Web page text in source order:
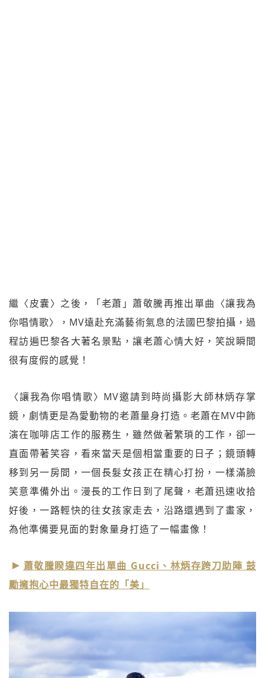
繼〈皮囊〉之後，「老蕭」蕭敬騰再推出單曲〈讓我為
你唱情歌〉，MV遠赴充滿藝術氣息的法國巴黎拍攝，過
程訪遍巴黎各大著名景點，讓老蕭心情大好，笑說瞬間
很有度假的感覺！
〈讓我為你唱情歌〉MV邀請到時尚攝影大師林炳存掌
鏡，劇情更是為愛動物的老蕭量身打造。老蕭在MV中飾
演在咖啡店工作的服務生，雖然做著繁瑣的工作，卻一
直面帶著笑容，看來當天是個相當重要的日子；鏡頭轉
移到另一房間，一個長髮女孩正在精心打扮，一樣滿臉
笑意準備外出。漫長的工作日到了尾聲，老蕭迅速收拾
好後，一路輕快的往女孩家走去，沿路還遇到了畫家，
為他準備要見面的對象量身打造了一幅畫像！
蕭敬騰睽違四年出單曲 Gucci、林炳存跨刀助陣 鼓
勵擁抱心中最獨特自在的「美」